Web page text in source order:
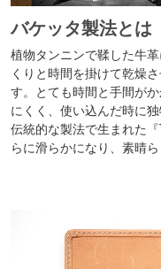
バケッタ製法とは
植物タンニンで鞣した牛
くりと時間を掛けて乾燥
す。とても時間と手間が
にくく、使い込んだ時に独
伝統的な製法で生まれた
らに滑らかになり、素晴